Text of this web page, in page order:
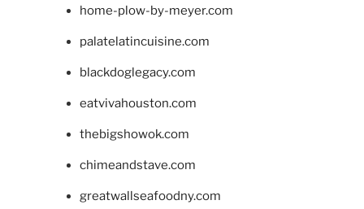
home-plow-by-meyer.com
palatelatincuisine.com
blackdoglegacy.com
eatvivahouston.com
thebigshowok.com
chimeandstave.com
greatwallseafoodny.com